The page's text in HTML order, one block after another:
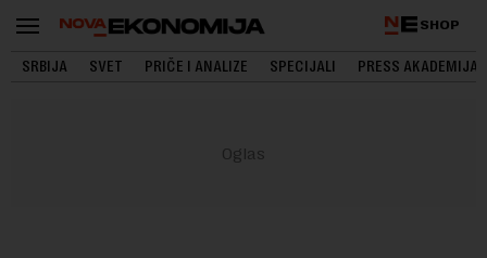
SHOP
SRBIJA SVET PRIČE I ANALIZE SPECIJALI PRESS AKADEMIJA